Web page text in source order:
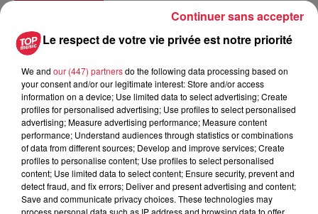
Piscine des Remparts - SÉLESTAT
(67)
Organisateur
WARIS Anne-Sophie
0643242922
annesophie.waris@free.fr
Le respect de votre vie privée est notre priorité
We and our (447) partnersdo the following data processing based on
your consent and/or our legitimate interest: Store and/or access
information on a device; Use limited data to select advertising; Create
profiles for personalised advertising; Use profiles to select personalised
advertising; Measure advertising performance; Measure content
performance; Understand audiences through statistics or combinations
of data from different sources; Develop and improve services; Create
profiles to personalise content; Use profiles to select personalised
content; Use limited data to select content; Ensure security, prevent and
detect fraud, and fix errors; Deliver and present advertising and content;
Save and communicate privacy choices. These technologies may
process personal data such as IP address and browsing data to offer
Continuer sans accepter